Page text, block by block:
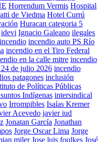
Horrendum Vermis Hospital
de Viedma Hotel Currú
Huracan categoria 5
idevi Ignacio Galeano ilegales
incendio incendio auto PS Río
incendio en el Tiro Federal
en la calle mitre incendio
24 de julio 2026 incendio
patagones inclusión
de Políticas Públicas
Indígenas intersindical
Irrompibles Isaías Kremer
Acevedo javier iud
Jonatan García Jonathan
Jorge Oscar Lima Jorge
miler Jose luis foulkes José